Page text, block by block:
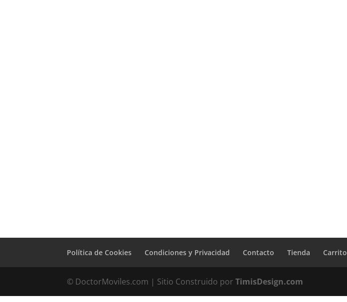
Política de Cookies Condiciones y Privacidad Contacto Tienda Carrito
© DoctorMoviles.com | Sitio Construido porTimisDesign.com